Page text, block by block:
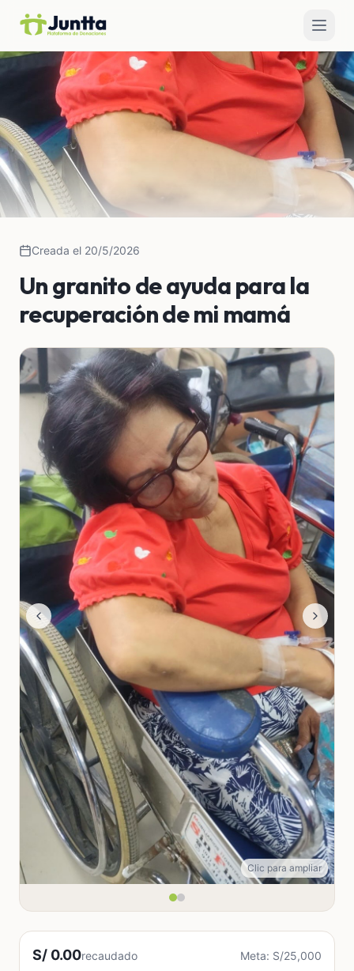
Creada el 20/5/2026
Un granito de ayuda para la
recuperación de mi mamá
Clic para ampliar
S/ 0.00recaudado Meta: S/25,000